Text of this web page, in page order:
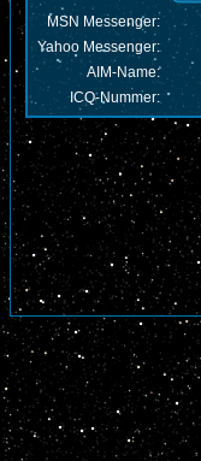
MSN Messenger:
Yahoo Messenger:
AIM-Name:
ICQ-Nummer: